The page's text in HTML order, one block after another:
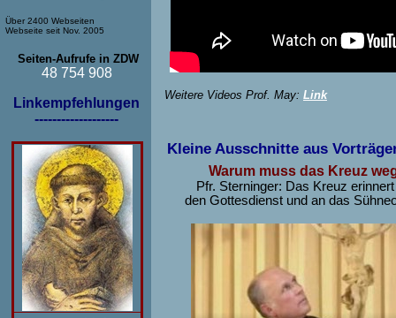
Über 2400 Webseiten
Webseite seit Nov. 2005
Seiten-Aufrufe in ZDW
48 754 908
Linkempfehlungen
-------------------
Weitere Videos Prof. May: Link
Kleine Ausschnitte aus
Warum muss das Kreuz
Pfr. Sterninger: Das Kreuz
den Gottesdienst und an das